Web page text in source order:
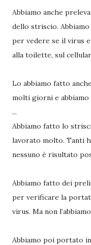
Abbiamo anche
dello striscio.
per vedere se il virus
alla toilette, sul
Lo abbiamo fatto
molti giorni e
...
Abbiamo fatto lo
lavorato molto. Tanti
nessuno è risultato
Abbiamo fatto dei
per verificare la
virus. Ma non
Abbiamo poi portato